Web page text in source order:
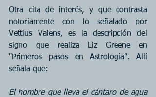
Otra cita de interés, y que contrasta
notoriamente con lo señalado por
Vettius Valens, es la descripción del
signo que realiza Liz Greene en
"Primeros pasos en Astrología". Allí
señala que:
El hombre que lleva el cántaro de agua